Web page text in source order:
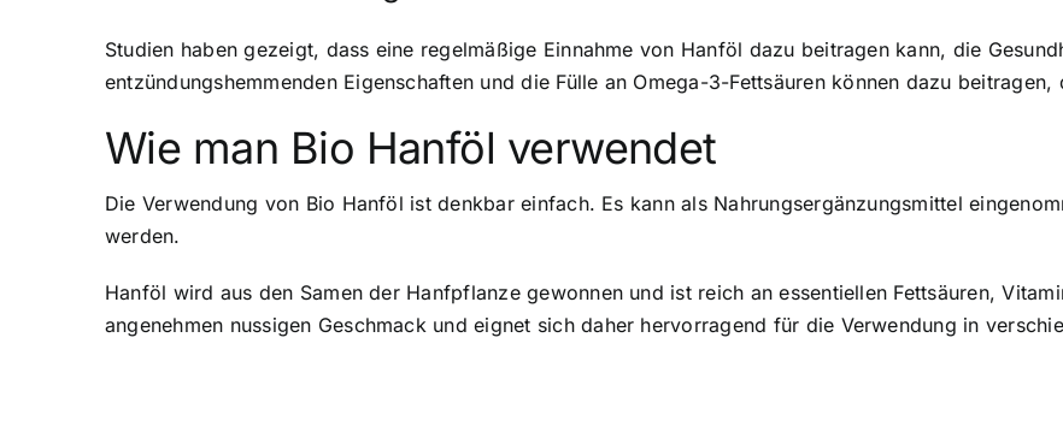
Studien haben gezeigt, dass eine regelmäßige Einnahme von Hanföl dazu beitragen kann, die
entzündungshemmenden Eigenschaften und die Fülle an Omega-3-Fettsäuren können dazu
Wie man Bio Hanföl verwendet
Die Verwendung von Bio Hanföl ist denkbar einfach. Es kann als Nahrungsergänzungsmittel
werden.
Hanföl wird aus den Samen der Hanfpflanze gewonnen und ist reich an essentiellen Fettsäuren,
angenehmen nussigen Geschmack und eignet sich daher hervorragend für die Verwendung in